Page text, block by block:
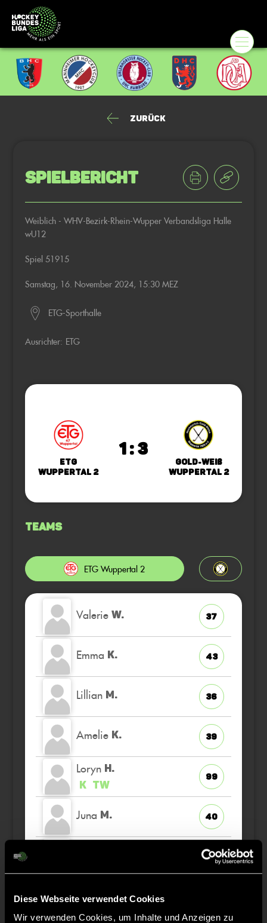
Diese Webseite verwendet Cookies
Wir verwenden Cookies, um Inhalte und Anzeigen zu
Zurück
Spielbericht
Weiblich - WHV-Bezirk-Rhein-Wupper Verbandsliga Halle
wU12
Spiel 51915
Samstag, 16. November 2024, 15:30 MEZ
ETG-Sporthalle
Ausrichter: ETG
ETG
Wuppertal 2
1 : 3
Gold-Weiß
Wuppertal 2
Teams
ETG Wuppertal 2
Valerie W. 37
Emma K. 43
Lillian M. 36
Amelie K. 39
Loryn H.
K TW
99
Juna M. 40
47
Nevia P.